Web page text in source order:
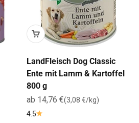
LandFleisch Dog Classic
Ente mit Lamm & Kartoffel
800 g
Angebot
ab 14,76 €(3,08 €/kg)
4.5